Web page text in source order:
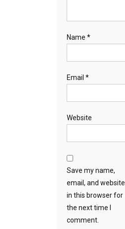
Name *
Email *
Website
Save my name,
email, and website
in this browser for
the next time I
comment.